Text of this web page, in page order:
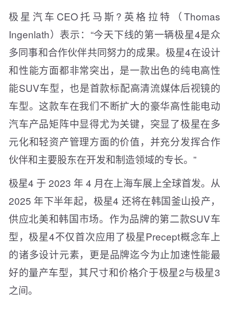
极星汽车CEO托马斯?英格拉特（Thomas
Ingenlath）表示：“今天下线的第一辆极星4是众
多同事和合作伙伴共同努力的成果。极星4在设计
和性能方面都非常突出，是一款出色的纯电高性
能SUV车型，也是首款标配高清流媒体后视镜的
车型。这款车在我们不断扩大的豪华高性能电动
汽车产品矩阵中显得尤为关键，突显了极星在多
元化和轻资产管理方面的价值，并充分发挥合作
伙伴和主要股东在开发和制造领域的专长。”
极星4 于 2023 年 4 月在上海车展上全球首发。从
2025 年下半年起，极星4 还将在韩国釜山投产，
供应北美和韩国市场。作为品牌的第二款SUV车
型，极星4不仅首次应用了极星Precept概念车上
的诸多设计元素，更是品牌迄今为止加速性能最
好的量产车型，其尺寸和价格介于极星2与极星3
之间。